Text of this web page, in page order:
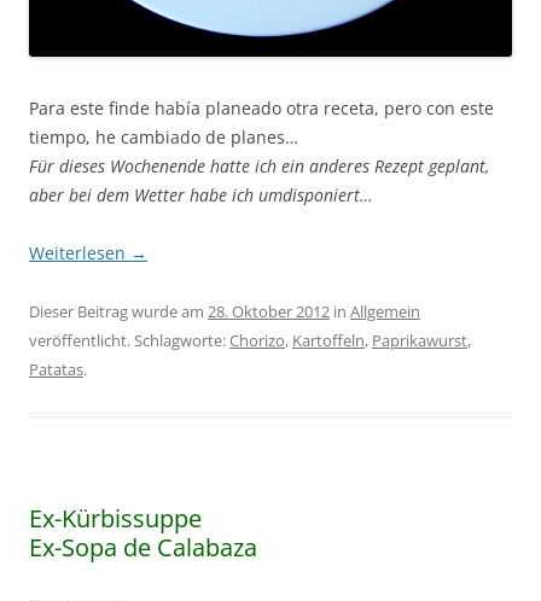
Para este finde había planeado otra receta, pero con este
tiempo, he cambiado de planes…
Für dieses Wochenende hatte ich ein anderes Rezept geplant,
aber bei dem Wetter habe ich umdisponiert…
Weiterlesen →
Dieser Beitrag wurde am 28. Oktober 2012 in Allgemein
veröffentlicht. Schlagworte:Chorizo, Kartoffeln, Paprikawurst,
Patatas.
Ex-Kürbissuppe
Ex-Sopa de Calabaza